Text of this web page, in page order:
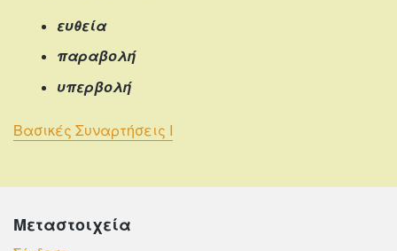
ευθεία
παραβολή
υπερβολή
Βασικές Συναρτήσεις Ι
Μεταστοιχεία